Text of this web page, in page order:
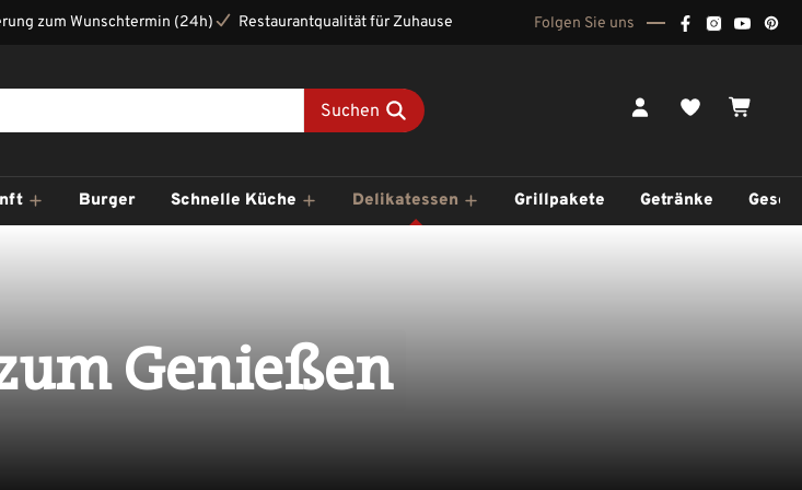
zum Wunschtermin (24h) Restaurantqualität für Zuhause Folgen Sie uns
Suchen Du hast 0
Burger Schnelle Küche Delikatessen Grillpakete Getränke
Genießen